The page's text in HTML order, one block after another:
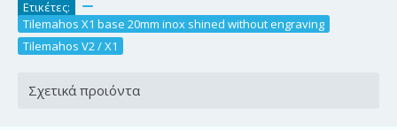
Ετικέτες:
Tilemahos X1 base 20mm inox shined without engraving
Tilemahos V2 / X1
Σχετικά προιόντα